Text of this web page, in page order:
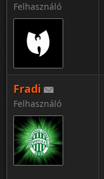
Felhasználó
Fradi
Felhasználó